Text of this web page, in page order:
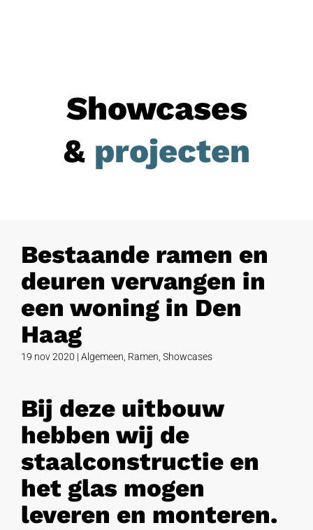
Showcases
& projecten
Bestaande ramen en
deuren vervangen in
een woning in Den
Haag
19 nov 2020 | Algemeen Ramen Showcases
Bij deze uitbouw
hebben wij de
staalconstructie en
het glas mogen
leveren en monteren.